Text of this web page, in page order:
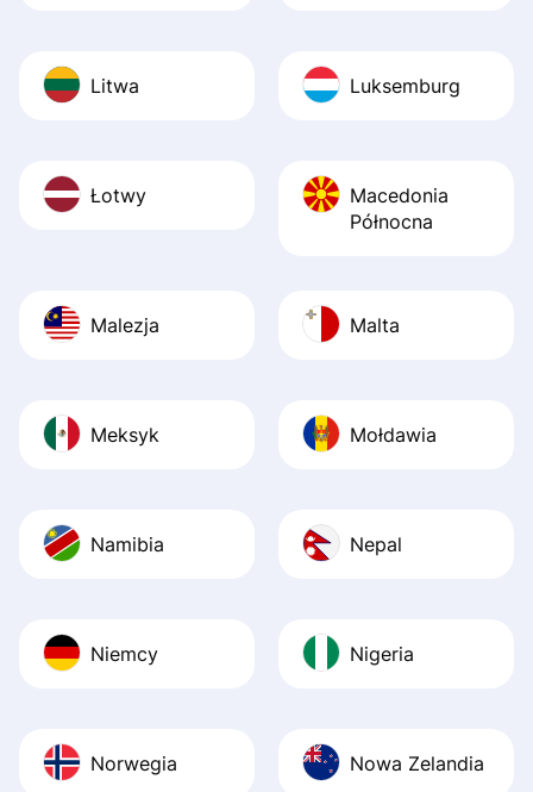
Litwa Luksemburg
Łotwy
Macedonia
Północna
Malezja Malta
Meksyk Mołdawia
Namibia Nepal
Niemcy Nigeria
Norwegia Nowa Zelandia